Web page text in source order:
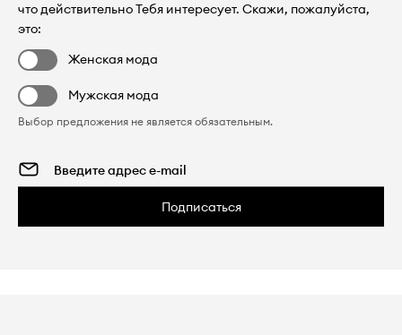
что действительно Тебя интересует. Скажи, пожалуйста,
это:
Женская мода
Мужская мода
Выбор предложения не является обязательным.
Подписаться